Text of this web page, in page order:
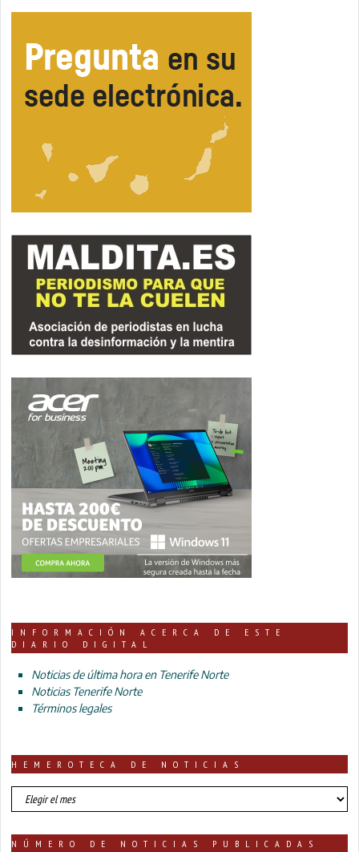
INFORMACIÓN ACERCA DE ESTE
DIARIO DIGITAL
Noticias de última hora en Tenerife Norte
Noticias Tenerife Norte
Términos legales
HEMEROTECA DE NOTICIAS
HEMEROTECA
DE
NÚMERO DE NOTICIAS PUBLICADAS